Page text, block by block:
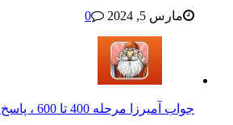
مارس 5, 2024 0
جواب آمیرزا مرحله 400 تا 600 ، پاسخ مرحله 400 تا 600